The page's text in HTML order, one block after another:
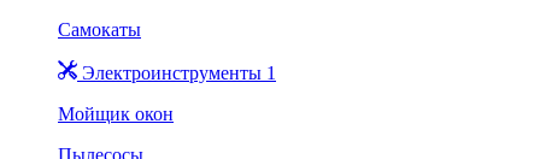
Самокаты
Электроинструменты 1
Мойщик окон
Пылесосы